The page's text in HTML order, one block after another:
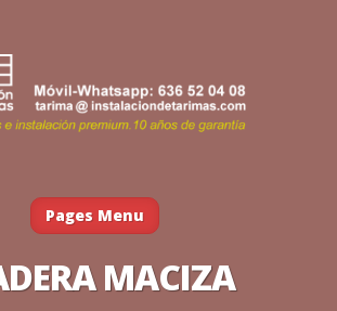
Pages Menu
MACIZA